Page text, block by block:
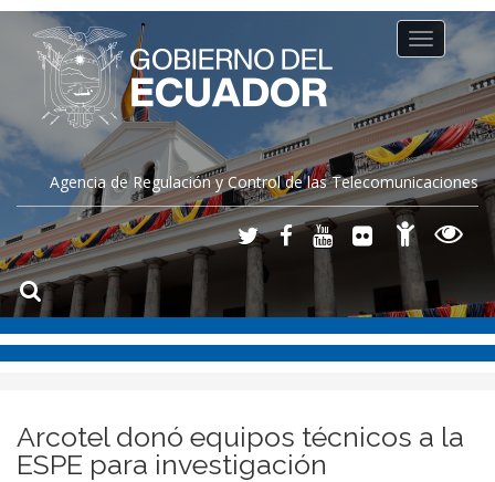
Agencia de Regulación y Control de las Telecomunicaciones
Toggle
navigation
Arcotel donó equipos técnicos a la
ESPE para investigación